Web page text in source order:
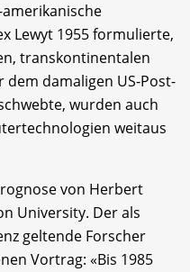
Lewyt 1955 formulierte,
transkontinentalen
damaligen US-Post-
wurden auch
weitaus
von Herbert
University. Der als
geltende Forscher
Vortrag: «Bis 1985